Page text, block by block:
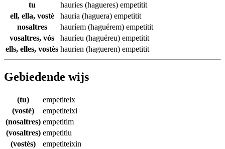
tu
hauries (hagueres) empetitit
ell, ella, vostè
hauria (haguera) empetitit
nosaltres
hauríem (haguérem) empetitit
vosaltres, vós
hauríeu (haguéreu) empetitit
ells, elles, vostès haurien (hagueren) empetitit
Gebiedende wijs
(tu)
empetiteix
(vostè)
empetiteixi
(nosaltres) empetitim
(vosaltres) empetitiu
(vostès)
empetiteixin